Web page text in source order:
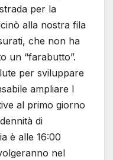
per la
alla nostra fila
che non ha
un “farabutto”.
per sviluppare
ampliare l
al primo giorno
di
è alle 16:00
nel